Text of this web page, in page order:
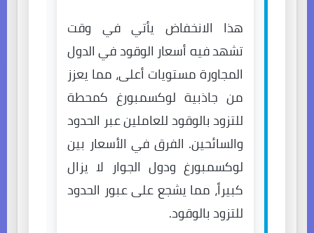
هذا الانخفاض يأتي في وقت
تشهد فيه أسعار الوقود في الدول
المجاورة مستويات أعلى، مما يعزز
من جاذبية لوكسمبورغ كمحطة
للتزود بالوقود للعاملين عبر الحدود
والسائحين. الفرق في الأسعار بين
لوكسمبورغ ودول الجوار لا يزال
كبيراً، مما يشجع على عبور الحدود
للتزود بالوقود.